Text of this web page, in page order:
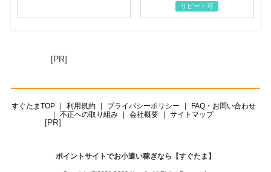
リピート可
[PR]
すぐたまTOP 利用規約 プライバシーポリシー
FAQ・お問い合わせ
不正への取り組み
会社概要 サイトマップ
[PR]
ポイントサイトでお小遣い稼ぎなら【すぐたま】